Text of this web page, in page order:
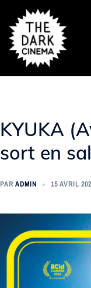
contenu
KYUKA
sort en
PARADMIN 15 AVRIL